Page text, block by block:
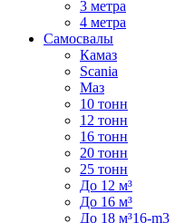
3 метра
4 метра
Самосвалы
Камаз
Scania
Маз
10 тонн
12 тонн
16 тонн
20 тонн
25 тонн
До 12 м³
До 16 м³
До 18 м³16-m3